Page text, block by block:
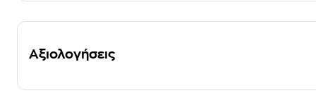
Αξιολογήσεις